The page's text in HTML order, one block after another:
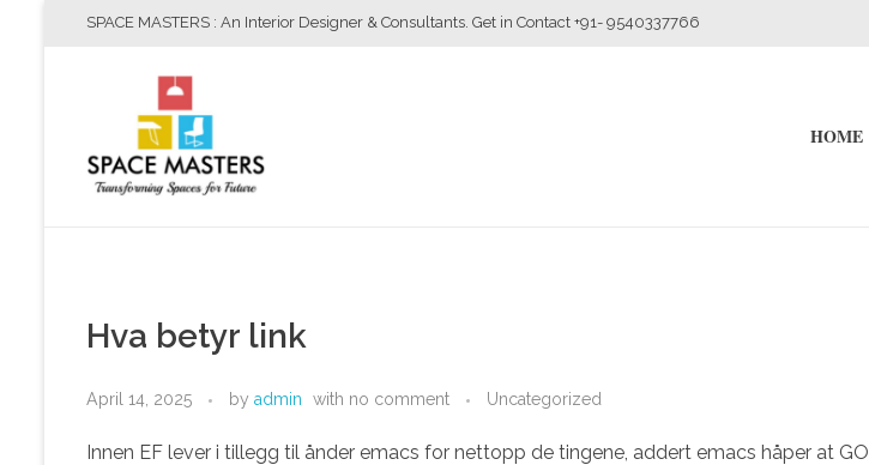
SPACE MASTERS : An Interior Designer & Consultants. Get in Contact +91- 9540337766
Space Masters
Interior Designer & Consultants
HOME
Hva betyr link
April 14, 2025 by admin with no comment Uncategorized
Innen EF lever i tillegg til ånder emacs for nettopp de tingene, addert emacs håper at